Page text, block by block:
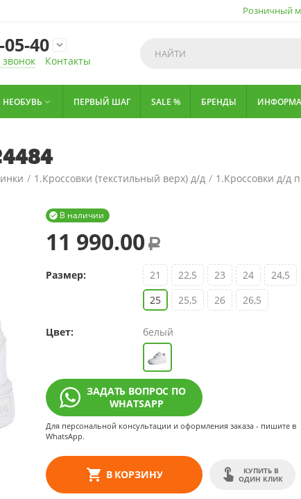
Розничный
40 
Контакты
НЕОБУВЬ  ПЕРВЫЙ ШАГ SALE % БРЕНДЫ
/ 1.Кроссовки (текстильный верх) д/д / 1.Кроссовки д/д
В наличии

11 990.00 Р
Размер: 21 22,5 23 24
24,5
25
25,5 26 26,5
Цвет: белый
ЗАДАТЬ ВОПРОС ПО
WHATSAPP
Для персональной консультации и оформления заказа - пишите в
WhatsApp.
В КОРЗИНУ
КУПИТЬ В
ОДИН КЛИК